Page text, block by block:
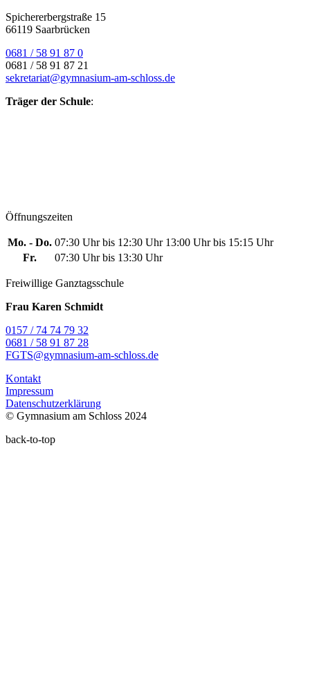
Spichererbergstraße 15
66119 Saarbrücken
0681 / 58 91 87 0
0681 / 58 91 87 21
sekretariat@gymnasium-am-schloss.de
Träger der Schule:
Öffnungszeiten
Mo. - Do. 07:30 Uhr bis 12:30 Uhr 13:00 Uhr bis 15:15 Uhr
Fr.
07:30 Uhr bis 13:30 Uhr
Freiwillige Ganztagsschule
Frau Karen Schmidt
0157 / 74 74 79 32
0681 / 58 91 87 28
FGTS@gymnasium-am-schloss.de
Kontakt
Impressum
Datenschutzerklärung
© Gymnasium am Schloss 2024
back-to-top